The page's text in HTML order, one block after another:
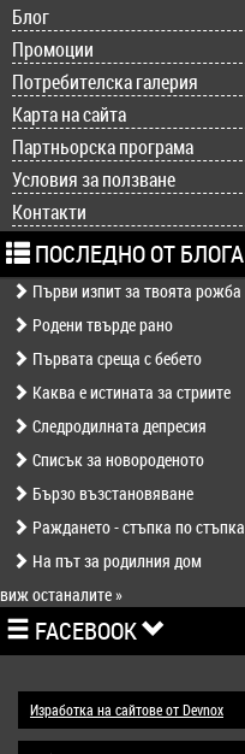
Блог
Промоции
Потребителска галерия
Карта на сайта
Партньорска програма
Условия за ползване
Контакти
ПОСЛЕДНО ОТ БЛОГА
Първи изпит за твоята рожба
Родени твърде рано
Първата среща с бебето
Каква е истината за стриите
Следродилната депресия
Списък за новороденото
Бързо възстановяване
Раждането - стъпка по стъпка
На път за родилния дом
виж останалите »
FACEBOOK
Изработка на сайтове от Devnox